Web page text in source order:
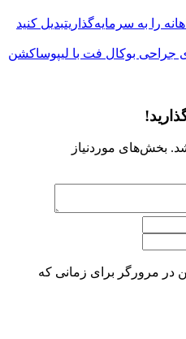
را به سرمایه‌گذاریتبدیل کنید
بوکال فت با لیپوساکشن
بخش‌های موردنیاز
در مرورگر برای زمانی که